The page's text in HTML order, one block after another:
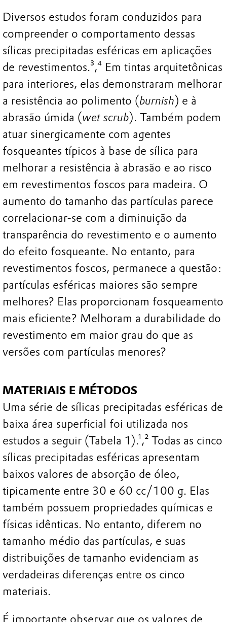
Diversos estudos foram conduzidos para
compreender o comportamento dessas
sílicas precipitadas esféricas em aplicações
de revestimentos.³,⁴ Em tintas arquitetônicas
para interiores, elas demonstraram melhorar
a resistência ao polimento (burnish) e à
abrasão úmida (wet scrub). Também podem
atuar sinergicamente com agentes
fosqueantes típicos à base de sílica para
melhorar a resistência à abrasão e ao risco
em revestimentos foscos para madeira. O
aumento do tamanho das partículas parece
correlacionar-se com a diminuição da
transparência do revestimento e o aumento
do efeito fosqueante. No entanto, para
revestimentos foscos, permanece a questão:
partículas esféricas maiores são sempre
melhores? Elas proporcionam fosqueamento
mais eficiente? Melhoram a durabilidade do
revestimento em maior grau do que as
versões com partículas menores?
MATERIAIS E MÉTODOS
Uma série de sílicas precipitadas esféricas de
baixa área superficial foi utilizada nos
estudos a seguir (Tabela 1).¹,² Todas as cinco
sílicas precipitadas esféricas apresentam
baixos valores de absorção de óleo,
tipicamente entre 30 e 60 cc/100 g. Elas
também possuem propriedades químicas e
físicas idênticas. No entanto, diferem no
tamanho médio das partículas, e suas
distribuições de tamanho evidenciam as
verdadeiras diferenças entre os cinco
materiais.